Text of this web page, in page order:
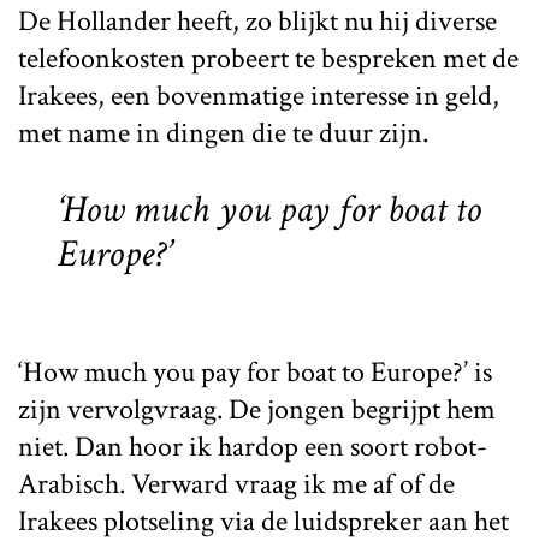
De Hollander heeft, zo blijkt nu hij diverse
telefoonkosten probeert te bespreken met de
Irakees, een bovenmatige interesse in geld,
met name in dingen die te duur zijn.
‘How much you pay for boat to
Europe?’
‘How much you pay for boat to Europe?’ is
zijn vervolgvraag. De jongen begrijpt hem
niet. Dan hoor ik hardop een soort robot-
Arabisch. Verward vraag ik me af of de
Irakees plotseling via de luidspreker aan het